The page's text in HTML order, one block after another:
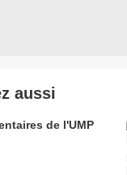
aussi
de l'UMP